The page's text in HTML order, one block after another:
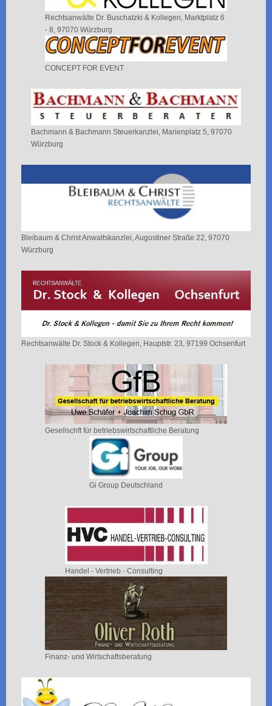
Rechtsanwälte Dr. Buschatzki & Kollegen, Marktplatz 6
- 8, 97070 Würzburg
CONCEPT FOR EVENT
Bachmann & Bachmann Steuerkanzlei, Marienplatz 5, 97070
Würzburg
Bleibaum & Christ Anwaltskanzlei, Augustiner Straße 22, 97070
Würzburg
Rechtsanwälte Dr. Stock & Kollegen, Hauptstr. 23, 97199 Ochsenfurt
Gesellschft für betriebswirtschaftliche Beratung
Gi Group Deutschland
Handel - Vertrieb - Consulting
Finanz- und Wirtschaftsberatung